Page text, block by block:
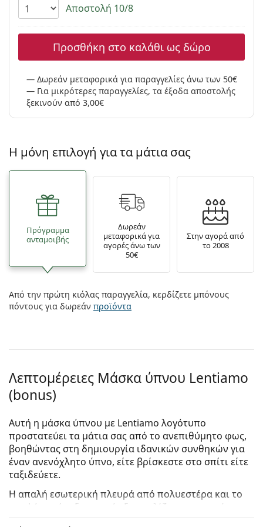
Persol
Prada
Όλες οι μάρκες
Αποστολή 10/8
Προσθήκη στο καλάθι ως δώρο
Δωρεάν μεταφορικά για παραγγελίες άνω των 50€
Για μικρότερες παραγγελίες, τα έξοδα αποστολής
ξεκινούν από 3,00€
Η μόνη επιλογή για τα μάτια σας
Πρόγραμμα
ανταμοιβής
Δωρεάν
μεταφορικά για
αγορές άνω των
50€
Στην αγορά από
το 2008
Από την πρώτη κιόλας παραγγελία, κερδίζετε μπόνους
πόντους για δωρεάν προϊόντα
Λεπτομέρειες Μάσκα ύπνου Lentiamo
(bonus)
Αυτή η μάσκα ύπνου με Lentiamo λογότυπο
προστατεύει τα μάτια σας από το ανεπιθύμητο φως,
βοηθώντας στη δημιουργία ιδανικών συνθηκών για
έναν ανενόχλητο ύπνο, είτε βρίσκεστε στο σπίτι είτε
ταξιδεύετε.
Η απαλή εσωτερική πλευρά από πολυεστέρα και το
κομψό σατέν εξωτερικό εξασφαλίζουν μια ευχάριστη
αίσθηση, ενώ το γέμισμα αφρού προσαρμόζεται